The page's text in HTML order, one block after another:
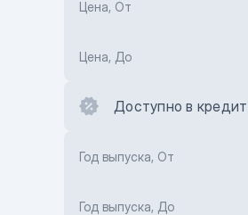
Цена, От
Цена, До
Доступно в кредит
Год выпуска, От
Год выпуска, До